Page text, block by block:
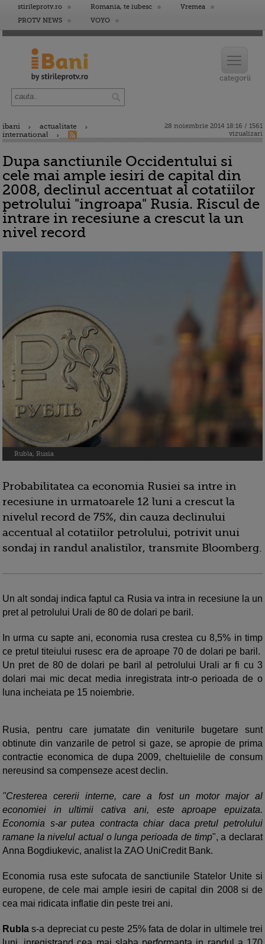
stirileprotv.ro Romania, te iubesc
Vremea
PROTV NEWS
VOYO
ibani
actualitate
international
28 noiembrie 2014 18:16 / 1561
vizualizari
Dupa sanctiunile Occidentului si
cele mai ample iesiri de capital din
2008, declinul accentuat al cotatiilor
petrolului "ingroapa" Rusia. Riscul de
intrare in recesiune a crescut la un
nivel record
Rubla, Rusia
Probabilitatea ca economia Rusiei sa intre in
recesiune in urmatoarele 12 luni a crescut la
nivelul record de 75%, din cauza declinului
accentual al cotatiilor petrolului, potrivit unui
sondaj in randul analistilor, transmite Bloomberg.
Un alt sondaj indica faptul ca Rusia va intra in recesiune la un
pret al petrolului Urali de 80 de dolari pe baril.
In urma cu sapte ani, economia rusa crestea cu 8,5% in timp
ce pretul titeiului rusesc era de aproape 70 de dolari pe baril.
Un pret de 80 de dolari pe baril al petrolului Urali ar fi cu 3
dolari mai mic decat media inregistrata intr-o perioada de o
luna incheiata pe 15 noiembrie.
Rusia, pentru care jumatate din veniturile bugetare sunt
obtinute din vanzarile de petrol si gaze, se apropie de prima
contractie economica de dupa 2009, cheltuielile de consum
nereusind sa compenseze acest declin.
"Cresterea cererii interne, care a fost un motor major al
economiei in ultimii cativa ani, este aproape epuizata.
Economia s-ar putea contracta chiar daca pretul petrolului
ramane la nivelul actual o lunga perioada de timp", a declarat
Anna Bogdiukevic, analist la ZAO UniCredit Bank.
Economia rusa este sufocata de sanctiunile Statelor Unite si
europene, de cele mai ample iesiri de capital din 2008 si de
cea mai ridicata inflatie din peste trei ani.
Rubla s-a depreciat cu peste 25% fata de dolar in ultimele trei